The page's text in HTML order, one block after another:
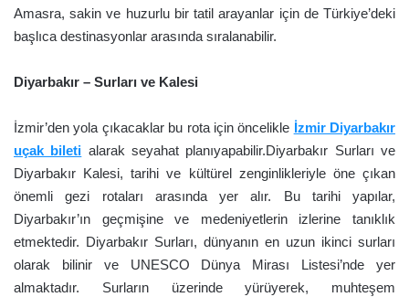
Amasra, sakin ve huzurlu bir tatil arayanlar için de Türkiye’deki
başlıca destinasyonlar arasında sıralanabilir.
Diyarbakır – Surları ve Kalesi
İzmir’den yola çıkacaklar bu rota için öncelikle İzmir Diyarbakır
uçak bileti alarak seyahat planıyapabilir.Diyarbakır Surları ve
Diyarbakır Kalesi, tarihi ve kültürel zenginlikleriyle öne çıkan
önemli gezi rotaları arasında yer alır. Bu tarihi yapılar,
Diyarbakır’ın geçmişine ve medeniyetlerin izlerine tanıklık
etmektedir. Diyarbakır Surları, dünyanın en uzun ikinci surları
olarak bilinir ve UNESCO Dünya Mirası Listesi’nde yer
almaktadır. Surların üzerinde yürüyerek, muhteşem